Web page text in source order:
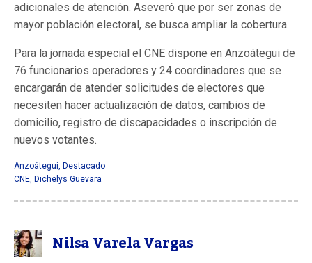
adicionales de atención. Aseveró que por ser zonas de
mayor población electoral, se busca ampliar la cobertura.
Para la jornada especial el CNE dispone en Anzoátegui de
76 funcionarios operadores y 24 coordinadores que se
encargarán de atender solicitudes de electores que
necesiten hacer actualización de datos, cambios de
domicilio, registro de discapacidades o inscripción de
nuevos votantes.
Anzoátegui, Destacado
CNE, Dichelys Guevara
Nilsa Varela Vargas